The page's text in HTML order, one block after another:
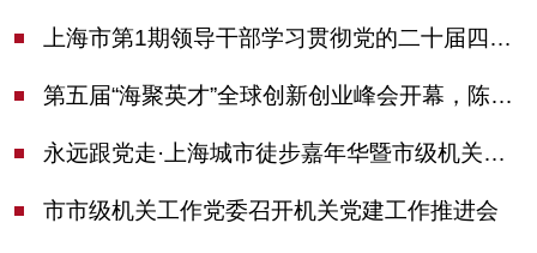
上海市第1期领导干部学习贯彻党的二十届四中全会精神专题研讨班开班，陈吉宁作专题报告
第五届“海聚英才”全球创新创业峰会开幕，陈吉宁出席并启动新一届大赛
永远跟党走·上海城市徒步嘉年华暨市级机关运动会开幕
市市级机关工作党委召开机关党建工作推进会